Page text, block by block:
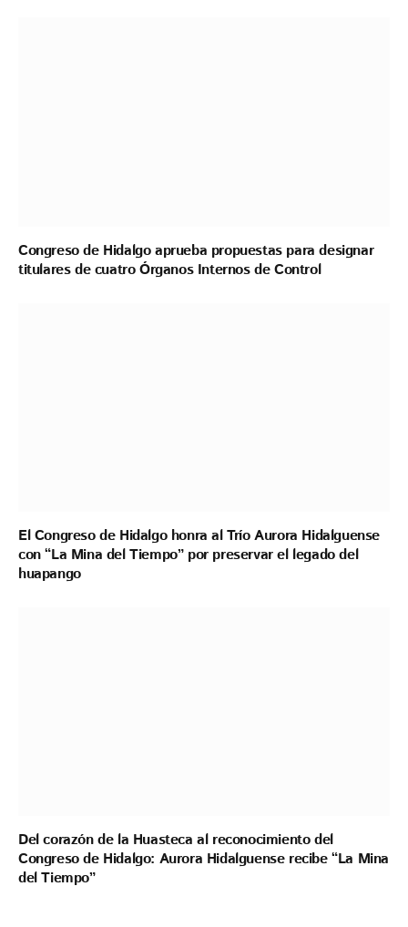
Congreso de Hidalgo aprueba propuestas para designar
titulares de cuatro Órganos Internos de Control
El Congreso de Hidalgo honra al Trío Aurora Hidalguense
con “La Mina del Tiempo” por preservar el legado del
huapango
Del corazón de la Huasteca al reconocimiento del
Congreso de Hidalgo: Aurora Hidalguense recibe “La Mina
del Tiempo”